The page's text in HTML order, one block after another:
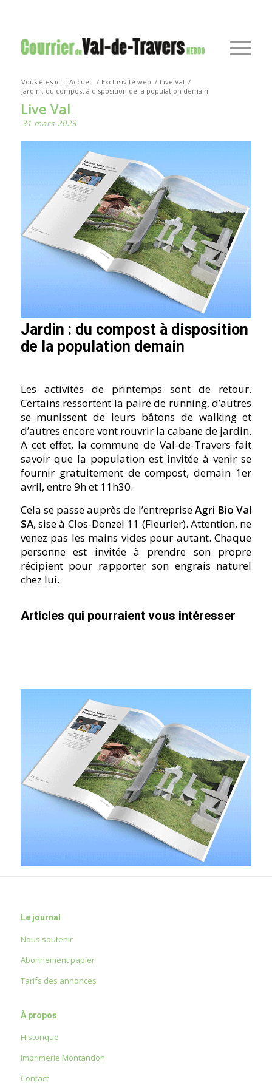
Vous êtes ici : Accueil / Exclusivité web / Live Val /
Jardin : du compost à disposition de la population demain
Live Val
31 mars 2023
Jardin : du compost à disposition
de la population demain
Les activités de printemps sont de retour.
Certains ressortent la paire de running, d’autres
se munissent de leurs bâtons de walking et
d’autres encore vont rouvrir la cabane de jardin.
A cet effet, la commune de Val-de-Travers fait
savoir que la population est invitée à venir se
fournir gratuitement de compost, demain 1er
avril, entre 9h et 11h30.
Cela se passe auprès de l’entrepriseAgri Bio Val
SA, sise à Clos-Donzel 11 (Fleurier). Attention, ne
venez pas les mains vides pour autant. Chaque
personne est invitée à prendre son propre
récipient pour rapporter son engrais naturel
chez lui.
Articles qui pourraient vous intéresser
Le journal
Nous soutenir
Abonnement papier
Tarifs des annonces
À propos
Historique
Imprimerie Montandon
Contact